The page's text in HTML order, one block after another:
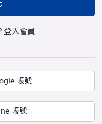
登入會員
帳號
帳號